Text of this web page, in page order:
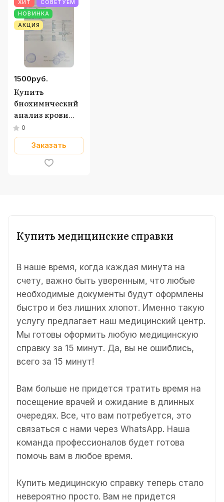
ХИТ
СОВЕТУЕМ
НОВИНКА
АКЦИЯ
1500руб.
Купить
биохимический
анализ крови
(форма 228/у)
0
Заказать
Купить медицинские справки
В наше время, когда каждая минута на
счету, важно быть уверенным, что любые
необходимые документы будут оформлены
быстро и без лишних хлопот. Именно такую
услугу предлагает наш медицинский центр.
Мы готовы оформить любую медицинскую
справку за 15 минут. Да, вы не ошиблись,
всего за 15 минут!
Вам больше не придется тратить время на
посещение врачей и ожидание в длинных
очередях. Все, что вам потребуется, это
связаться с нами через WhatsApp. Наша
команда профессионалов будет готова
помочь вам в любое время.
Купить медицинскую справку теперь стало
невероятно просто. Вам не придется